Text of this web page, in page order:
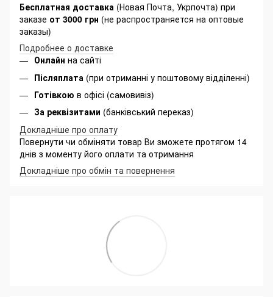
Бесплатная доставка (Новая Почта, Укрпочта) при
заказе от 3000 грн (не распространяется на оптовые
заказы)
Подробнее о доставке
Онлайн на сайті
Післяплата (при отриманні у поштовому відділенні)
Готівкою в офісі (самовивіз)
За реквізитами (банківський переказ)
Докладніше про оплату
Повернути чи обміняти товар Ви зможете протягом 14
днів з моменту його оплати та отримання
Докладніше про обмін та повернення